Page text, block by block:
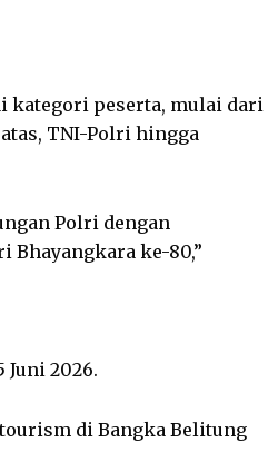
kategori peserta, mulai dari
TNI-Polri hingga
Polri dengan
Bhayangkara ke-80,”
2026.
di Bangka Belitung